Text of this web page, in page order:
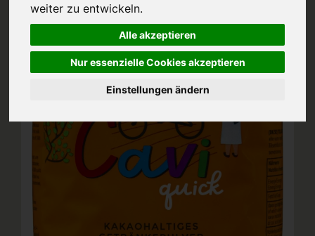
weiter zu entwickeln.
Alle akzeptieren
Nur essenzielle Cookies akzeptieren
Einstellungen ändern